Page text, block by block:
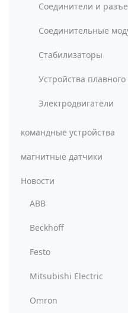
Соединители и
Соединительные
Стабилизаторы
Устройства плавного
Электродвигатели
командные устройства
магнитные датчики
Новости
ABB
Beckhoff
Festo
Mitsubishi Electric
Omron